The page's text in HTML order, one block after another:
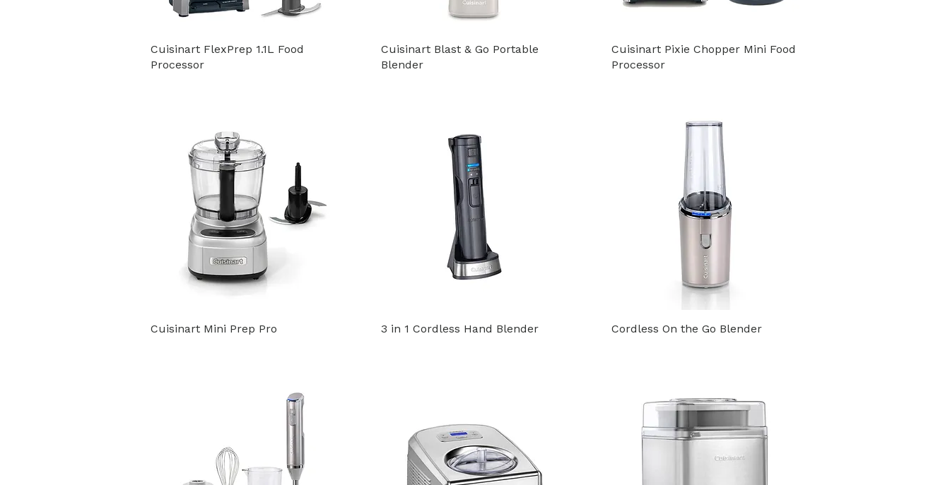
Cuisinart FlexPrep 1.1L Food
Processor
Cuisinart Blast & Go Portable
Blender
Cuisinart Pixie Chopper Mini Food
Processor
Cuisinart Mini Prep Pro 3 in 1 Cordless Hand Blender Cordless On the Go Blender